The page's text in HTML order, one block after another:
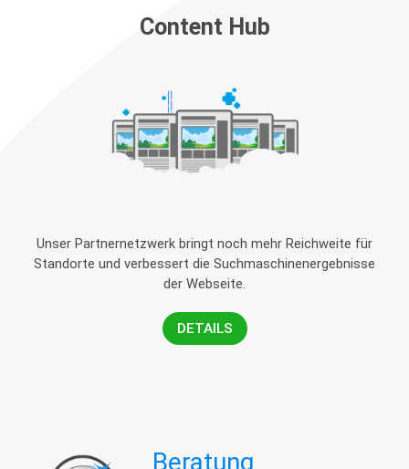
Content Hub
Unser Partnernetzwerk bringt noch mehr Reichweite für
Standorte und verbessert die Suchmaschinenergebnisse
der Webseite.
DETAILS
Beratung